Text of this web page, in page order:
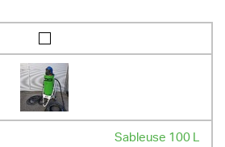
Sableuse 100 L